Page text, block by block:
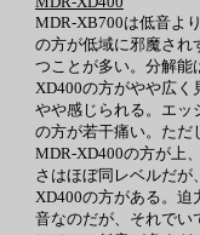
MDR-XB700は低音よ
の方が低域に邪魔され
つことが多い。分解能
XD400の方がやや広く
やや感じられる。エッ
の方が若干痛い。ただ
MDR-XD400の方が上
さはほぼ同レベルだ
XD400の方がある。迫
音なのだが、それでい